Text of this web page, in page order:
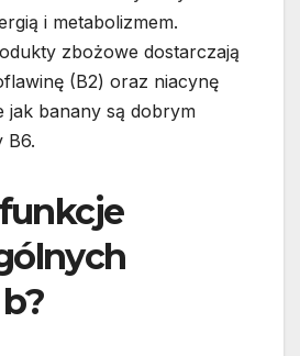
i metabolizmem.
zbożowe dostarczają
(B2) oraz niacynę
jak banany są dobrym
B6.